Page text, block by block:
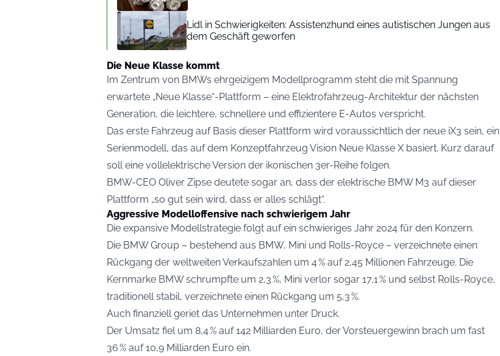
Lidl in Schwierigkeiten: Assistenzhund eines autistischen Jungen aus
dem Geschäft geworfen
Die Neue Klasse kommt
Im Zentrum von BMWs ehrgeizigem Modellprogramm steht die mit Spannung
erwartete „Neue Klasse“-Plattform – eine Elektrofahrzeug-Architektur der nächsten
Generation, die leichtere, schnellere und effizientere E-Autos verspricht.
Das erste Fahrzeug auf Basis dieser Plattform wird voraussichtlich der neue iX3 sein, ein
Serienmodell, das auf dem Konzeptfahrzeug Vision Neue Klasse X basiert. Kurz darauf
soll eine vollelektrische Version der ikonischen 3er-Reihe folgen.
BMW-CEO Oliver Zipse deutete sogar an, dass der elektrische BMW M3 auf dieser
Plattform „so gut sein wird, dass er alles schlägt“.
Aggressive Modelloffensive nach schwierigem Jahr
Die expansive Modellstrategie folgt auf ein schwieriges Jahr 2024 für den Konzern.
Die BMW Group – bestehend aus BMW, Mini und Rolls-Royce – verzeichnete einen
Rückgang der weltweiten Verkaufszahlen um 4 % auf 2,45 Millionen Fahrzeuge. Die
Kernmarke BMW schrumpfte um 2,3 %, Mini verlor sogar 17,1 % und selbst Rolls-Royce,
traditionell stabil, verzeichnete einen Rückgang um 5,3 %.
Auch finanziell geriet das Unternehmen unter Druck.
Der Umsatz fiel um 8,4 % auf 142 Milliarden Euro, der Vorsteuergewinn brach um fast
36 % auf 10,9 Milliarden Euro ein.